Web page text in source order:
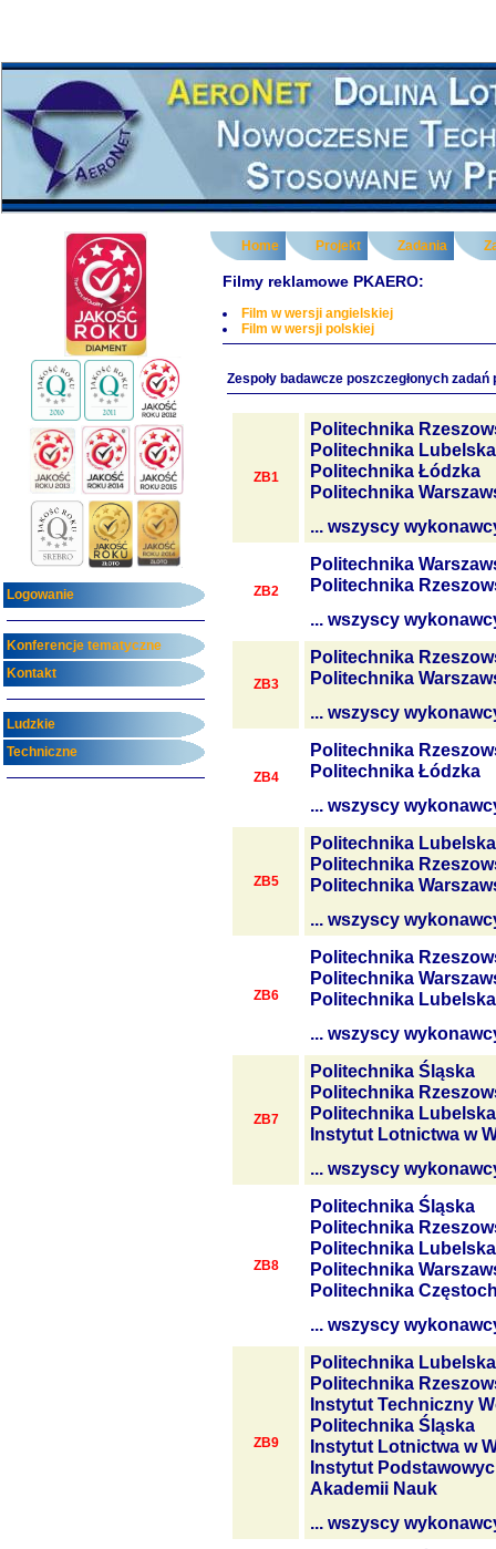
Logowanie
Konferencje tematyczne
Kontakt
Ludzkie
Techniczne
Home Projekt Zadania
Filmy reklamowe PKAERO:
Film w wersji angielskiej
Film w wersji polskiej
Zespoły badawcze poszczegłonych zadań
ZB1
Politechnika
Politechnika Lubelska
Politechnika Łódzka
Politechnika
... wszyscy
ZB2
Politechnika
Politechnika
... wszyscy
ZB3
Politechnika
Politechnika
... wszyscy
ZB4
Politechnika
Politechnika Łódzka
... wszyscy
ZB5
Politechnika Lubelska
Politechnika
Politechnika
... wszyscy
ZB6
Politechnika
Politechnika
Politechnika Lubelska
... wszyscy
ZB7
Politechnika Śląska
Politechnika
Politechnika Lubelska
Instytut Lotnictwa w
... wszyscy
ZB8
Politechnika Śląska
Politechnika
Politechnika Lubelska
Politechnika
Politechnika
... wszyscy
ZB9
Politechnika Lubelska
Politechnika
Instytut Techniczny
Politechnika Śląska
Instytut Lotnictwa w
Instytut
Akademii Nauk
... wszyscy